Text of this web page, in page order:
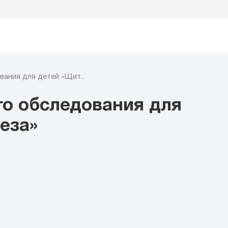
офтальмолога
уролога
для детей «Щит...
обследования для